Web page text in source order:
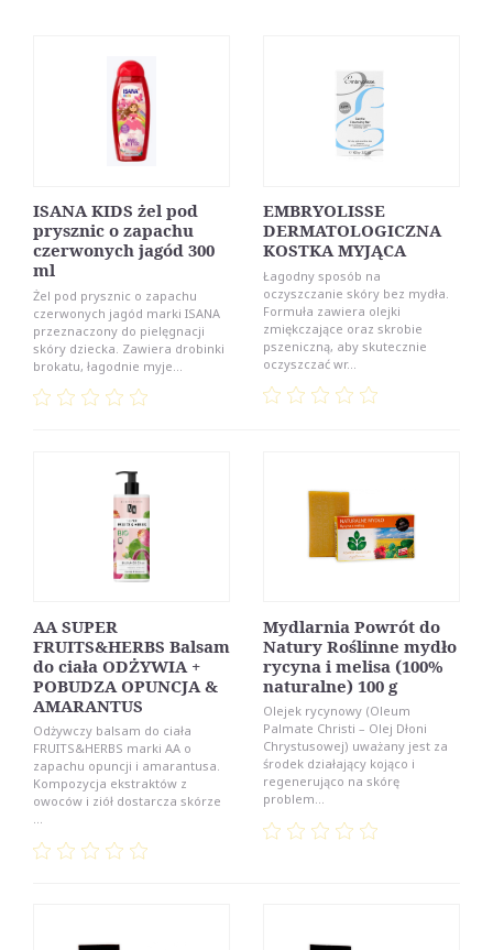
ISANA KIDS żel pod
prysznic o zapachu
czerwonych jagód 300
ml
Żel pod prysznic o zapachu
czerwonych jagód marki ISANA
przeznaczony do pielęgnacji
skóry dziecka. Zawiera drobinki
brokatu, łagodnie myje...
EMBRYOLISSE
DERMATOLOGICZNA
KOSTKA MYJĄCA
Łagodny sposób na
oczyszczanie skóry bez mydła.
Formuła zawiera olejki
zmiękczające oraz skrobie
pszeniczną, aby skutecznie
oczyszczać wr...
AA SUPER
FRUITS&HERBS Balsam
do ciała ODŻYWIA +
POBUDZA OPUNCJA &
AMARANTUS
Odżywczy balsam do ciała
FRUITS&HERBS marki AA o
zapachu opuncji i amarantusa.
Kompozycja ekstraktów z
owoców i ziół dostarcza skórze
...
Mydlarnia Powrót do
Natury Roślinne mydło
rycyna i melisa (100%
naturalne) 100 g
Olejek rycynowy (Oleum
Palmate Christi – Olej Dłoni
Chrystusowej) uważany jest za
środek działający kojąco i
regenerująco na skórę
problem...